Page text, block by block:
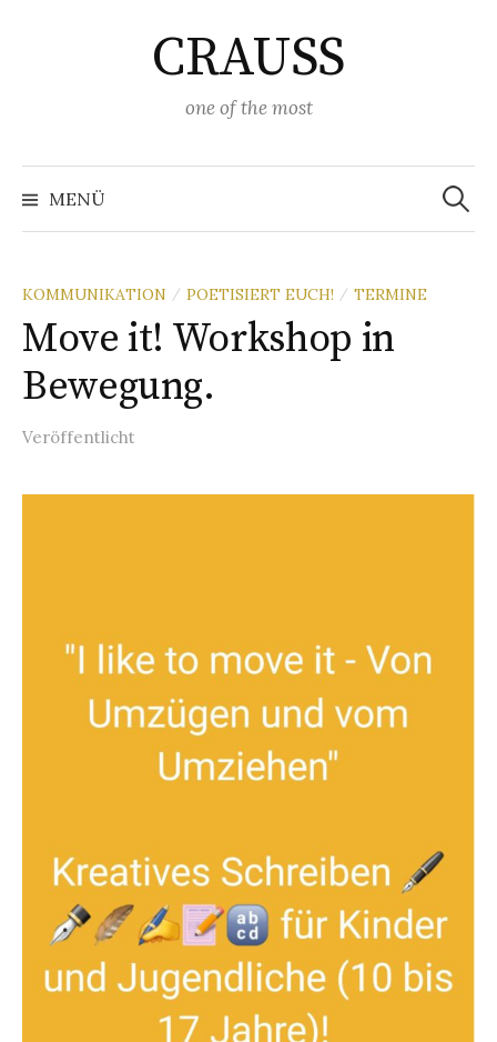
CRAUSS
one of the most
MENÜ
Suchen
nach:
KOMMUNIKATION / POETISIERT EUCH! / TERMINE
Move it! Workshop in
Bewegung.
Veröffentlicht